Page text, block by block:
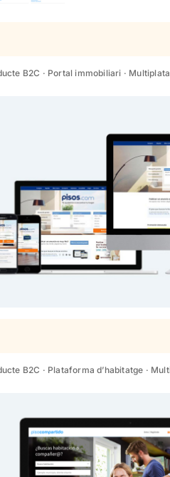
B2C · Portal immobiliari ·
B2C · Plataforma d’habitatge ·